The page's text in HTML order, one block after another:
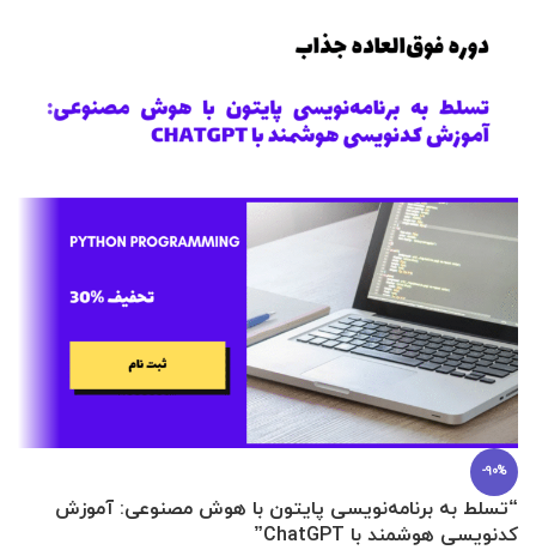
-90%
“تسلط به برنامه‌نویسی پایتون با هوش مصنوعی: آموزش
کدنویسی هوشمند با ChatGPT”